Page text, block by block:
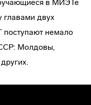
в МИЭТе
главами двух
поступают немало
Молдовы,